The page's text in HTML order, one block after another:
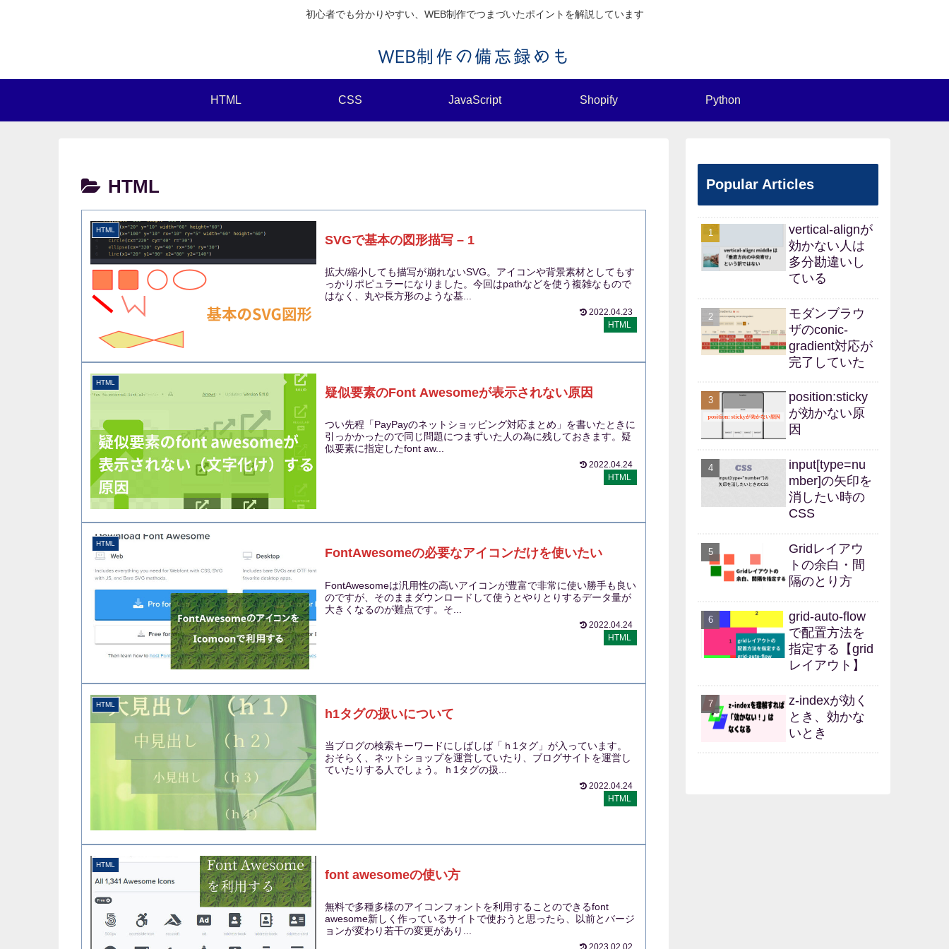
初心者でも分かりやすい、WEB制作でつまづいたポイントを解説しています
HTML CSS JavaScript Shopify Python
HTML
HTML
SVGで基本の図形描写 – 1
拡大/縮小しても描写が崩れないSVG。アイコンや背景素材としてもす
っかりポピュラーになりました。今回はpathなどを使う複雑なもので
はなく、丸や長方形のような基...
2022.04.23
HTML
HTML
疑似要素のFont Awesomeが表示されない原因
つい先程「PayPayのネットショッピング対応まとめ」を書いたときに
引っかかったので同じ問題につまずいた人の為に残しておきます。疑
似要素に指定したfont aw...
2022.04.24
HTML
HTML
FontAwesomeの必要なアイコンだけを使いたい
FontAwesomeは汎用性の高いアイコンが豊富で非常に使い勝手も良い
のですが、そのままダウンロードして使うとやりとりするデータ量が
大きくなるのが難点です。そ...
2022.04.24
HTML
HTML
h1タグの扱いについて
当ブログの検索キーワードにしばしば「ｈ1タグ」が入っています。
おそらく、ネットショップを運営していたり、ブログサイトを運営し
ていたりする人でしょう。ｈ1タグの扱...
2022.04.24
HTML
HTML
font awesomeの使い方
無料で多種多様のアイコンフォントを利用することのできるfont
awesome新しく作っているサイトで使おうと思ったら、以前とバージ
ョンが変わり若干の変更があり...
2023.02.02
Popular Articles
vertical-alignが
効かない人は
多分勘違いし
ている
モダンブラウ
ザのconic-
gradient対応が
完了していた
position:sticky
が効かない原
因
input[type=nu
mber]の矢印を
消したい時の
CSS
Gridレイアウ
トの余白・間
隔のとり方
grid-auto-flow
で配置方法を
指定する【grid
レイアウト】
z-indexが効く
とき、効かな
いとき